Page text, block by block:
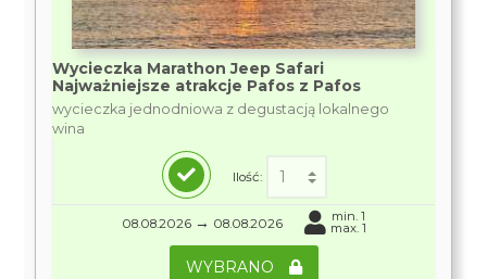
Wycieczka Marathon Jeep Safari
Najważniejsze atrakcje Pafos z Pafos
wycieczka jednodniowa z degustacją lokalnego
wina
Ilość:
08.08.2026 → 08.08.2026 min. 1
max. 1
WYBRANO